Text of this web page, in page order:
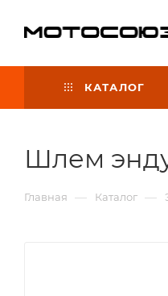
КАТАЛОГ
Шлем
Главная — Каталог —